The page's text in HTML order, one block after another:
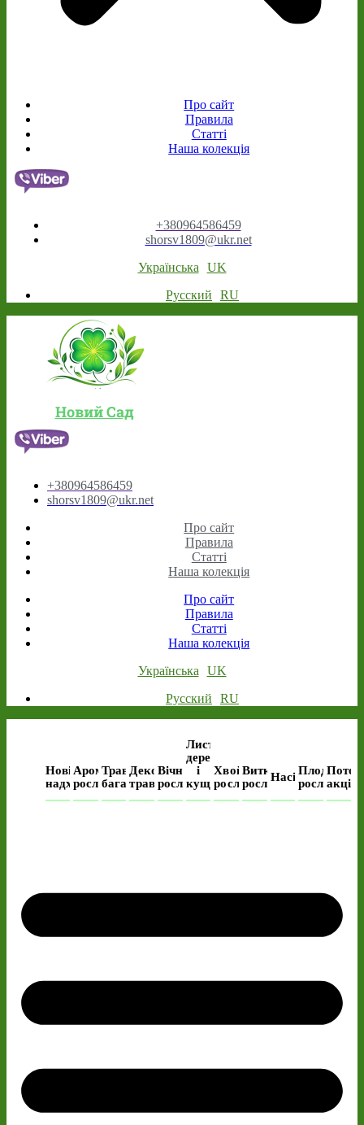
Про сайт
Правила
Статті
Наша колекція
+380964586459
shorsv1809@ukr.net
Українська
UK
Русский
RU
Новий Сад
+380964586459
shorsv1809@ukr.net
Про сайт
Правила
Статті
Наша колекція
Про сайт
Правила
Статті
Наша колекція
Українська
UK
Русский
RU
Нові
надходження
Ароматичні
рослини
Трав’янисті
багаторічні
Декоративні
трави
Вічнозелені
рослини
Листяні
дерева
і
кущі
Хвойні
рослини
Виткі
рослиниНасінняПлодові
рослини
акція